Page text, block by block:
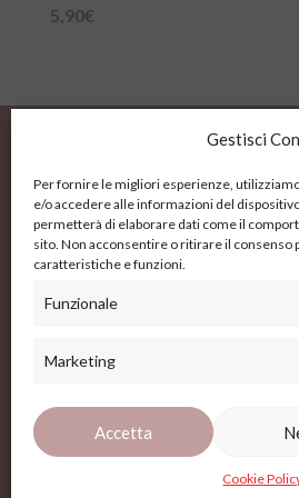
Gestisci
Per fornire le migliori esperienze,
e/o accedere alle informazioni del
permetterà di elaborare dati come il
sito. Non acconsentire o ritirare il consenso
caratteristiche e funzioni.
Funzionale
Marketing
Accetta
Cookie
5,90€
Sito realizzato con il 🤍 da